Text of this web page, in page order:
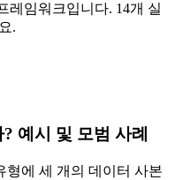
레임워크입니다. 14개 실
.
예시 및 모범 사례
형에 세 개의 데이터 사본